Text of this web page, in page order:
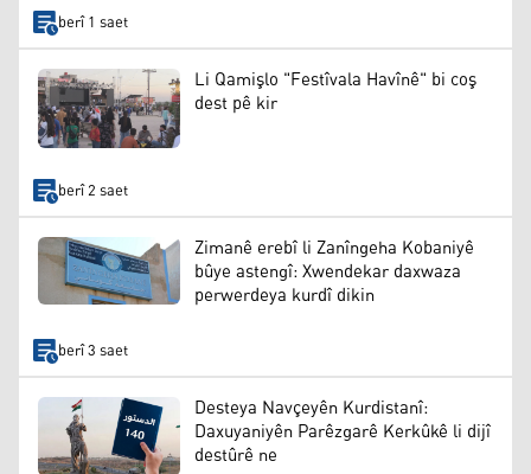
berî 1 saet
Li Qamişlo "Festîvala Havînê" bi coş
dest pê kir
berî 2 saet
Zimanê erebî li Zanîngeha Kobaniyê
bûye astengî: Xwendekar daxwaza
perwerdeya kurdî dikin
berî 3 saet
Desteya Navçeyên Kurdistanî:
Daxuyaniyên Parêzgarê Kerkûkê li dijî
destûrê ne